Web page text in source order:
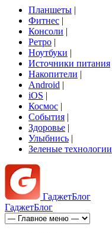
Планшеты |
Фитнес |
Консоли |
Ретро |
Ноутбуки |
Источники питания
Накопители |
Android |
iOS |
Космос |
События |
Здоровье |
Улыбнись |
Зеленые технологии
ГаджетБлог
ГаджетБлог